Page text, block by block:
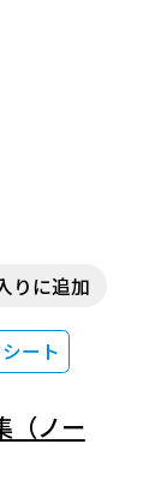
ート
りに追加
ノー